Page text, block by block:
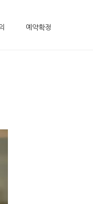
예약확정